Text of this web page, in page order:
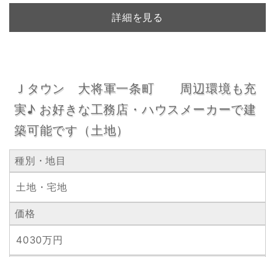
詳細を見る
Ｊタウン 大将軍一条町 周辺環境も充
実♪ お好きな工務店・ハウスメーカーで建
築可能です（土地）
種別・地目
土地・宅地
価格
4030万円